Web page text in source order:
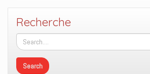
Recherche